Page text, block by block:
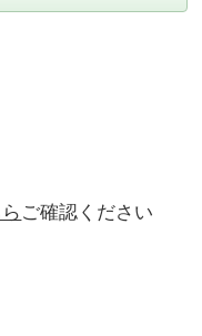
ご確認ください